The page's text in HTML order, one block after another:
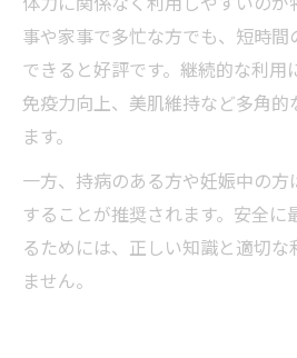
事や家事で多忙な方でも、短時間
できると好評です。継続的な利用
免疫力向上、美肌維持など多角的
ます。
一方、持病のある方や妊娠中の
することが推奨されます。安全
るためには、正しい知識と適切
ません。